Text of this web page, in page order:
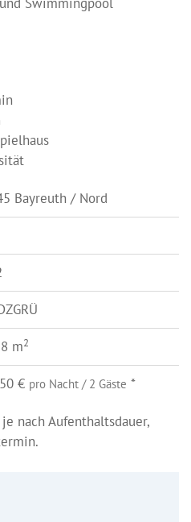
Bayreuth / Nord
m2
€ pro Nacht / 2 Gäste *
nach Aufenthaltsdauer,